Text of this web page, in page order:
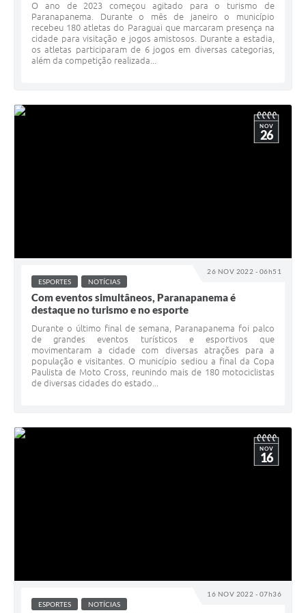
O ano de 2023 começou agitado para o turismo de
Paranapanema. Durante o mês de janeiro o município
recebeu 180 atletas do Paraguai que marcaram presença na
cidade para visitação e jogos amistosos. Durante a estadia,
os atletas participaram de 6 jogos em diversas categorias,
além da competição realizada...
26 NOV 2022 - 06h51
NOV
26
ESPORTES NOTÍCIAS
Com eventos simultâneos, Paranapanema é
destaque no turismo e no esporte
Durante o último final de semana, Paranapanema foi palco
de grandes eventos turísticos e esportivos que
movimentaram a cidade com diversas atrações para a
população e visitantes. O município sediou a final da Copa
Paulista de Moto Cross, reunindo mais de 180 motociclistas
de diversas cidades do estado...
16 NOV 2022 - 07h36
NOV
16
ESPORTES NOTÍCIAS